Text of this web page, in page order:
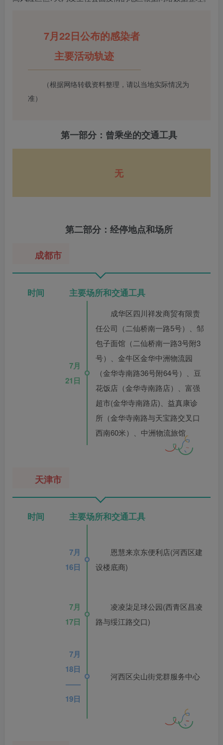
7月22日公布的感染者
主要活动轨迹
（根据网络转载资料整理，请以当地实际情况为
准）
第一部分：曾乘坐的交通工具
无
第二部分：经停地点和场所
成都市
时间 主要场所和交通工具
7月
21日
成华区四川祥发商贸有限责
任公司（二仙桥南一路5号）、邹
包子面馆（二仙桥南一路3号附3
号）、金牛区金华中洲物流园
（金华寺南路36号附64号）、豆
花饭店（金华寺南路店）、富强
超市(金华寺南路店)、益真康诊
所（金华寺南路与天宝路交叉口
西南60米）、中洲物流旅馆
天津市
时间 主要场所和交通工具
7月
16日
恩慧来京东便利店(河西区建
设楼底商)
7月
17日
凌凌柒足球公园(西青区昌凌
路与绥江路交口)
7月
18日
——
19日
河西区尖山街党群服务中心